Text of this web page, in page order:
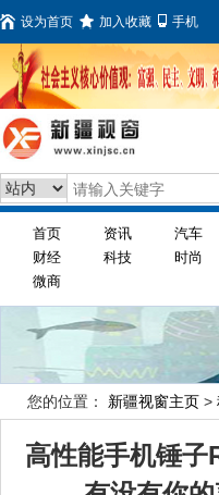
设为首页 加入收藏 手机
首页 资讯 汽车
财经
科技 时尚
微商
您的位置： 新疆视窗主页 >
高性能手机锤子